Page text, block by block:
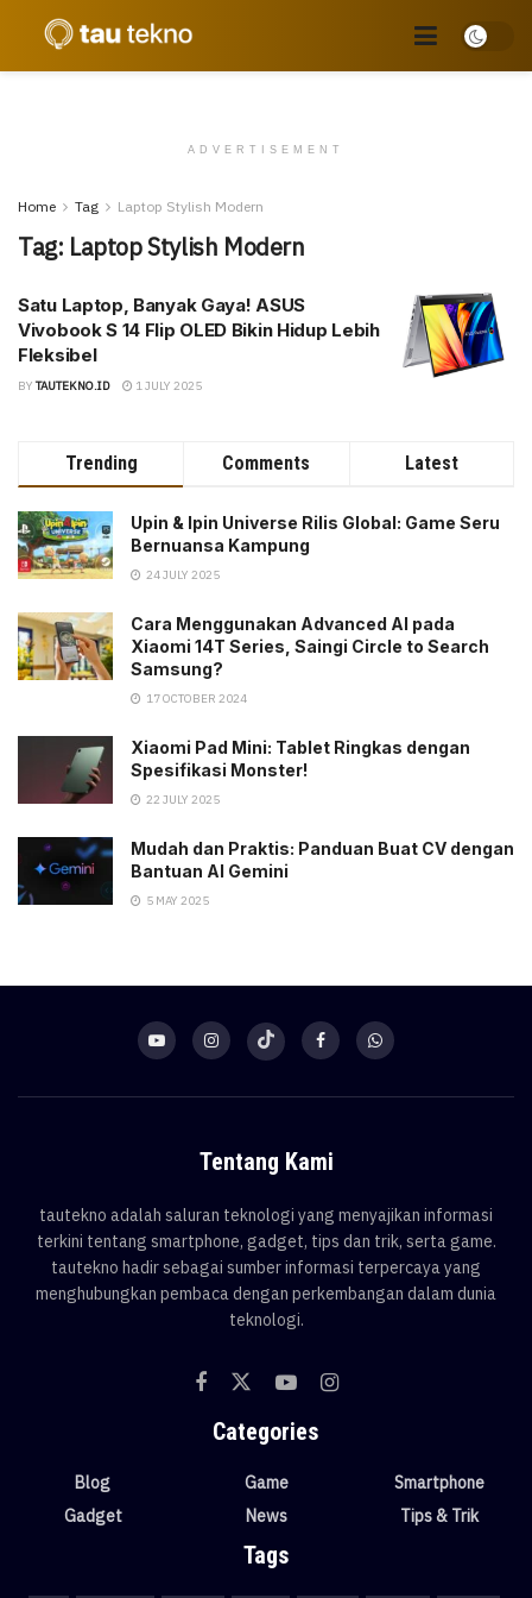
ADVERTISEMENT
Home Tag Laptop Stylish Modern
Tag: Laptop Stylish Modern
Satu Laptop, Banyak Gaya! ASUS
Vivobook S 14 Flip OLED Bikin Hidup Lebih
Fleksibel
BY TAUTEKNO.ID 1 JULY 2025
Trending Comments Latest
Upin & Ipin Universe Rilis Global: Game Seru
Bernuansa Kampung
24 JULY 2025
Cara Menggunakan Advanced AI pada
Xiaomi 14T Series, Saingi Circle to Search
Samsung?
17 OCTOBER 2024
Xiaomi Pad Mini: Tablet Ringkas dengan
Spesifikasi Monster!
22 JULY 2025
Mudah dan Praktis: Panduan Buat CV dengan
Bantuan AI Gemini
5 MAY 2025
Tentang Kami
tautekno adalah saluran teknologi yang menyajikan informasi
terkini tentang smartphone, gadget, tips dan trik, serta game.
tautekno hadir sebagai sumber informasi terpercaya yang
menghubungkan pembaca dengan perkembangan dalam dunia
teknologi.
Categories
Blog
Gadget
Game
News
Smartphone
Tips & Trik
Tags